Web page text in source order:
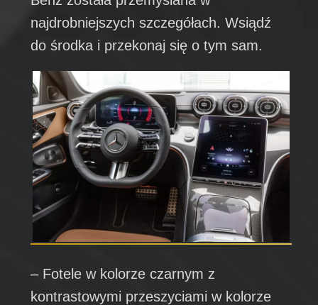
najdrobniejszych szczegółach. Wsiądź
do środka i przekonaj się o tym sam.
– Fotele w kolorze czarnym z
kontrastowymi przeszyciami w kolorze